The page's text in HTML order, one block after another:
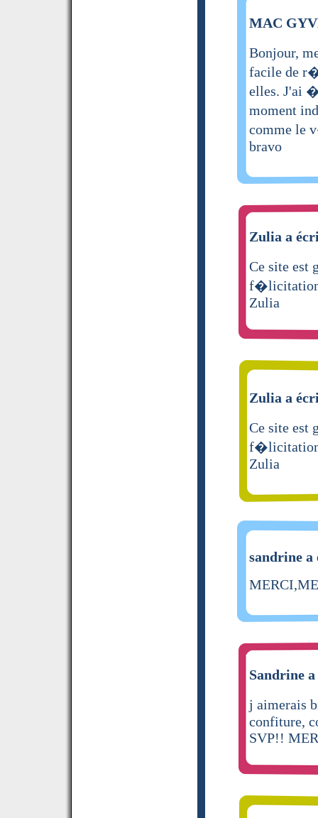
MAC
Bonjour,
facile de
elles. J'ai
moment
comme le
bravo
Zulia a
Ce site est
Zulia
Zulia a
Ce site est
Zulia
sandrine
Sandrine
j aimerais
confiture,
SVP!!